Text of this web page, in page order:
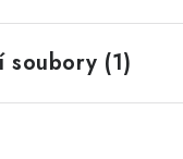
soubory (1)